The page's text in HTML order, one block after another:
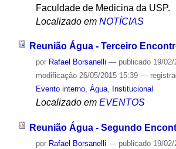
Faculdade de Medicina da USP.
Localizado em NOTÍCIAS
Reunião Água - Terceiro
por Rafael Borsanelli — publicado19/02/
modificação26/05/2015 15:39 —
Evento interno, Água, Institucional
Localizado em EVENTOS
Reunião Água - Segundo
por Rafael Borsanelli — publicado19/02/